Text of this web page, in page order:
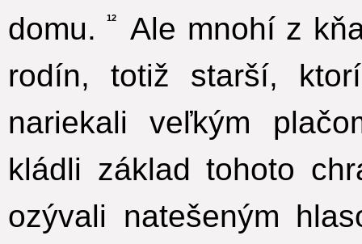
domu.
12
Ale mnohí z
rodín, totiž starší,
nariekali veľkým
kládli základ tohoto
ozývali natešeným